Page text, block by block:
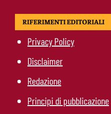
RIFERIMENTI EDITORIALI
Privacy Policy
Disclaimer
Redazione
Principi di pubblicazione